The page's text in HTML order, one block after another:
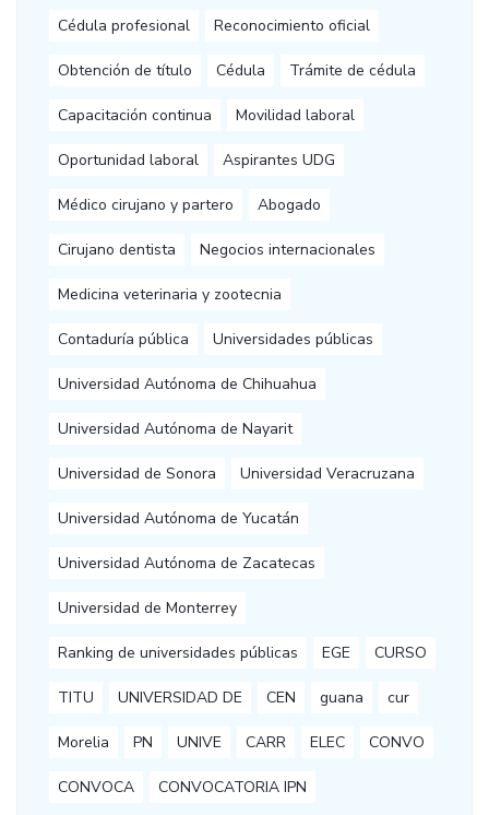
Cédula profesional Reconocimiento oficial
Obtención de título Cédula Trámite de cédula
Capacitación continua Movilidad laboral
Oportunidad laboral Aspirantes UDG
Médico cirujano y partero Abogado
Cirujano dentista Negocios internacionales
Medicina veterinaria y zootecnia
Contaduría pública Universidades públicas
Universidad Autónoma de Chihuahua
Universidad Autónoma de Nayarit
Universidad de Sonora Universidad Veracruzana
Universidad Autónoma de Yucatán
Universidad Autónoma de Zacatecas
Universidad de Monterrey
Ranking de universidades públicas EGE CURSO
TITU UNIVERSIDAD DE CEN guana cur
Morelia PN UNIVE CARR ELEC CONVO
CONVOCA CONVOCATORIA IPN